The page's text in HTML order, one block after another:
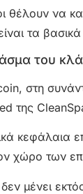
θέλουν να
τα
του
στη
της
κεφάλαια
χώρο των
μένει